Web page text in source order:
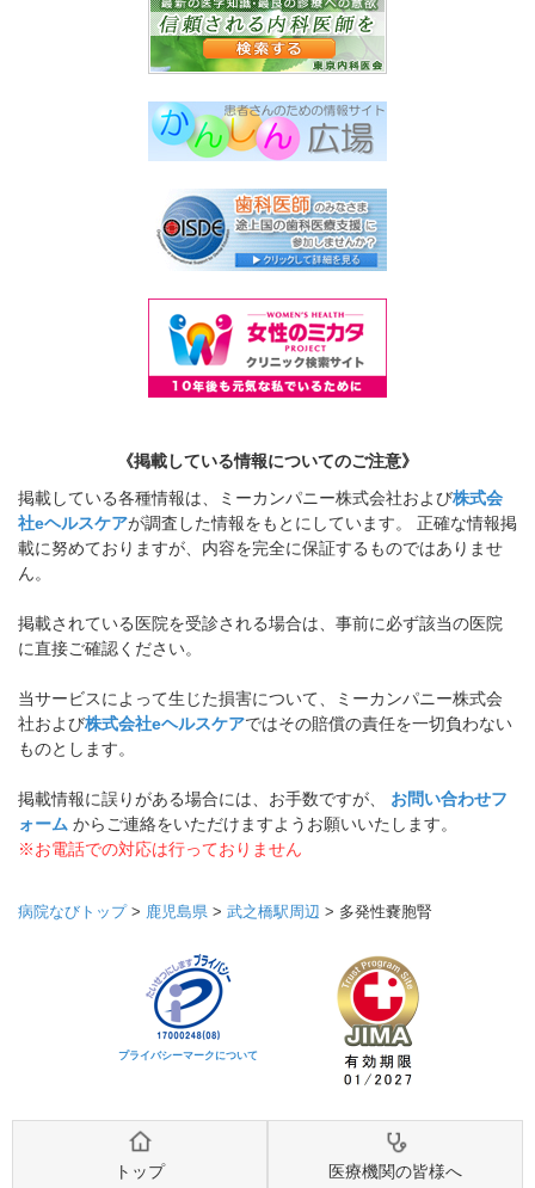
《掲載している情報についてのご注意》
掲載している各種情報は、ミーカンパニー株式会社および株式会
社eヘルスケアが調査した情報をもとにしています。 正確な情報掲
載に努めておりますが、内容を完全に保証するものではありませ
ん。
掲載されている医院を受診される場合は、事前に必ず該当の医院
に直接ご確認ください。
当サービスによって生じた損害について、ミーカンパニー株式会
社および株式会社eヘルスケアではその賠償の責任を一切負わない
ものとします。
掲載情報に誤りがある場合には、お手数ですが、 お問い合わせフ
ォーム からご連絡をいただけますようお願いいたします。
※お電話での対応は行っておりません
病院なびトップ> 鹿児島県 > 武之橋駅周辺 > 多発性嚢胞腎
プライバシーマークについて
トップ 医療機関の皆様へ